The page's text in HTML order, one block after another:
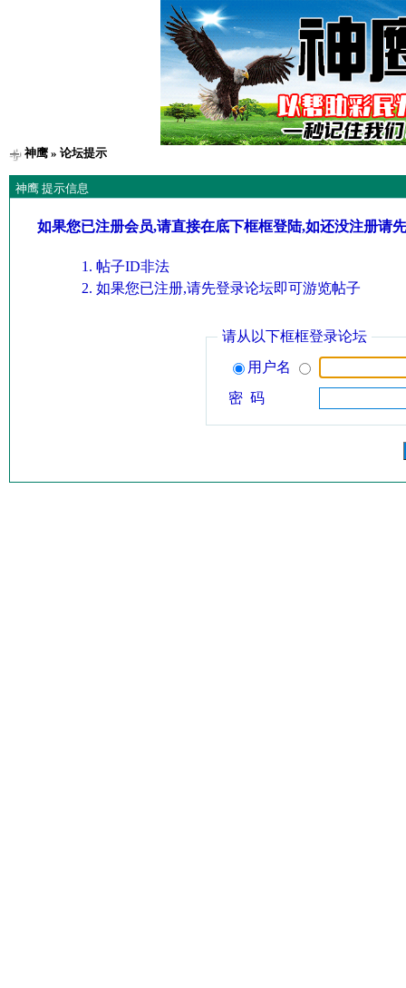
神鹰» 论坛提示
神鹰 提示信息
如果您已注册会员,请直接在底下框框登陆,如还没注册请
帖子ID非法
如果您已注册,请先登录论坛即可游览帖子
请从以下框框登录论坛
用户名
密 码